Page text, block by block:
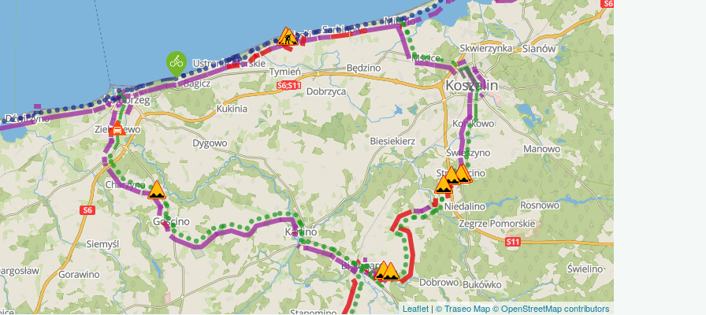
Leaflet | © Traseo Map© OpenStreetMap contributors